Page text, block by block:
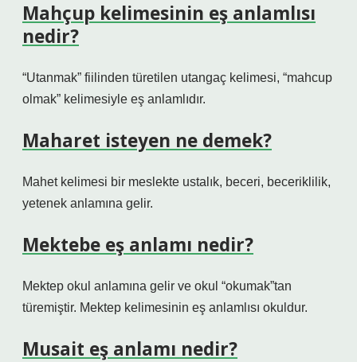
Mahçup kelimesinin eş anlamlısı
nedir?
“Utanmak” fiilinden türetilen utangaç kelimesi, “mahcup
olmak” kelimesiyle eş anlamlıdır.
Maharet isteyen ne demek?
Mahet kelimesi bir meslekte ustalık, beceri, beceriklilik,
yetenek anlamına gelir.
Mektebe eş anlamı nedir?
Mektep okul anlamına gelir ve okul “okumak”tan
türemiştir. Mektep kelimesinin eş anlamlısı okuldur.
Musait eş anlamı nedir?